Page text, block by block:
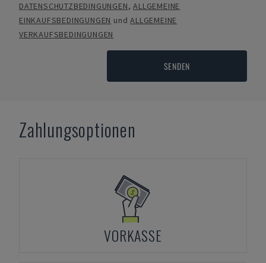
DATENSCHUTZBEDINGUNGEN,ALLGEMEINE
EINKAUFSBEDINGUNGEN undALLGEMEINE
VERKAUFSBEDINGUNGEN
SENDEN
Zahlungsoptionen
VORKASSE